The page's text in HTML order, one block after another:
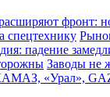
фронт:
спецтехнику
падение
Заводы не
«Урал»,